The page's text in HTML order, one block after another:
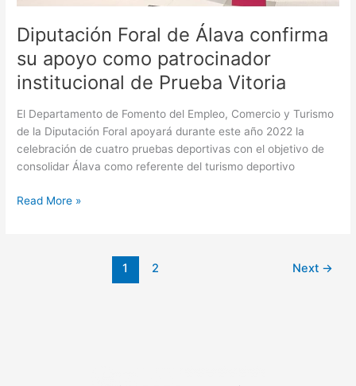
Diputación Foral de Álava confirma
su apoyo como patrocinador
institucional de Prueba Vitoria
El Departamento de Fomento del Empleo, Comercio y Turismo
de la Diputación Foral apoyará durante este año 2022 la
celebración de cuatro pruebas deportivas con el objetivo de
consolidar Álava como referente del turismo deportivo
Vitoria
Read More »
1 2 Next →